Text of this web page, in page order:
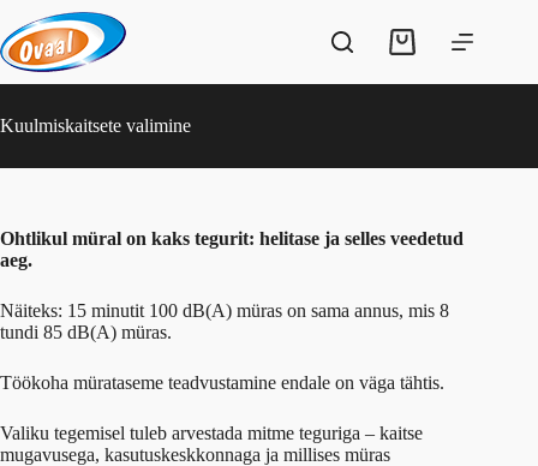
to
content
Shopping
Kuulmiskaitsete valimine
Ohtlikul müral on kaks tegurit: helitase ja selles veedetud
aeg.
Näiteks: 15 minutit 100 dB(A) müras on sama annus, mis 8
tundi 85 dB(A) müras.
Töökoha mürataseme teadvustamine endale on väga tähtis.
Valiku tegemisel tuleb arvestada mitme teguriga – kaitse
mugavusega, kasutuskeskkonnaga ja millises müras